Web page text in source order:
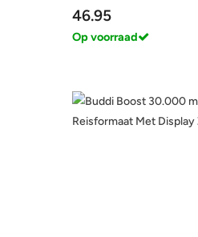
46.95
Op voorraad